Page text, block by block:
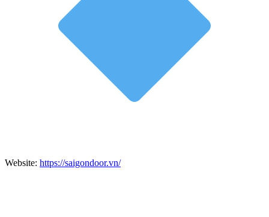
Website: https://saigondoor.vn/